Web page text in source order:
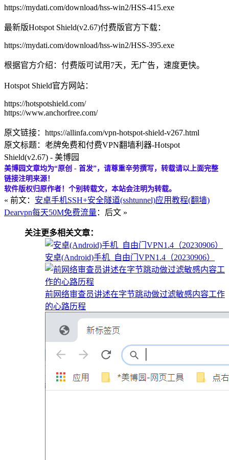
https://mydati.com/download/hss-win2/HSS-415.exe
最新版Hotspot Shield(v2.67)付费版官方下载：
https://mydati.com/download/hss-win2/HSS-395.exe
根据官方介绍：付费版可试用7天，无广告，速度更快。
Hotspot Shield官方网站：
https://hotspotshield.com/
https://www.anchorfree.com/
原文链接：https://allinfa.com/vpn-hotspot-shield-v267.html
原文标题：老牌免费和付费VPN翻墙利器-Hotspot
Shield(v2.67) - 美博园
美博园文章均为“原创 - 首发”，请尊重辛劳撰写，转载请以上面完整
链接注明来源！
软件版权归原作者！个别转载文，本站会注明为转载。
« 前文： 安卓手机SSH+安全隧道(sshtunnel)应用教程(翻墙)
Dearvpn每天50M免费流量：后文 »
关注更多相关文章：
安卓(Android)手机_自由门VPN1.4（20230906）
前网络审查员讲述在字节跳动做过滤敏感内容工作
的心路历程